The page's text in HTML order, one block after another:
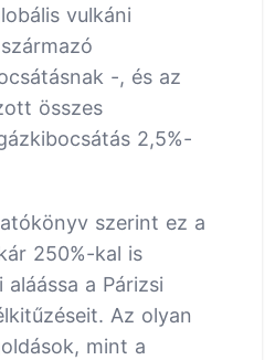
vulkáni
-, és az
összes
2,5%-
szerint ez a
250%-kal is
a Párizsi
Az olyan
mint a